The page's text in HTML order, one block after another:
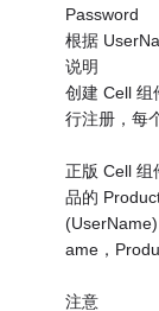
Password
根据
说明
创建 Cell 组
行注册，每
正版 Cell 组
品的
ame，
注意